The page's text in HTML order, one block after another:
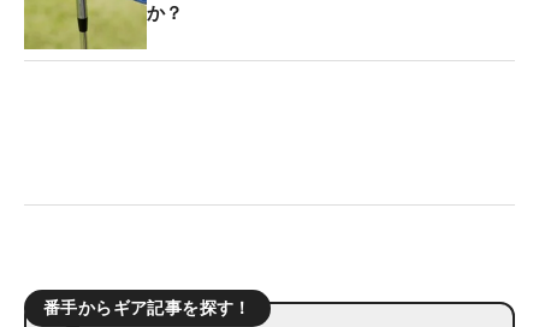
か？
番手からギア記事を探す！